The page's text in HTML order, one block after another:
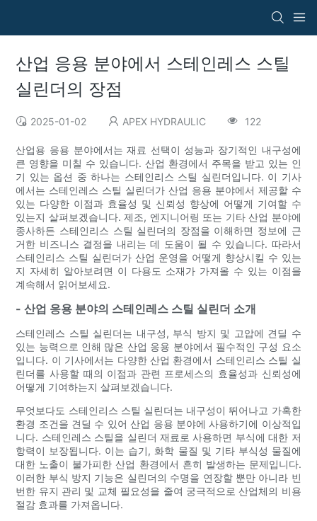
산업 응용 분야에서 스테인레스 스틸
실린더의 장점
2025-01-02 APEX HYDRAULIC 122
산업용 응용 분야에서는 재료 선택이 성능과 장기적인 내구성에
큰 영향을 미칠 수 있습니다. 산업 환경에서 주목을 받고 있는 인
기 있는 옵션 중 하나는 스테인리스 스틸 실린더입니다. 이 기사
에서는 스테인레스 스틸 실린더가 산업 응용 분야에서 제공할 수
있는 다양한 이점과 효율성 및 신뢰성 향상에 어떻게 기여할 수
있는지 살펴보겠습니다. 제조, 엔지니어링 또는 기타 산업 분야에
종사하든 스테인리스 스틸 실린더의 장점을 이해하면 정보에 근
거한 비즈니스 결정을 내리는 데 도움이 될 수 있습니다. 따라서
스테인리스 스틸 실린더가 산업 운영을 어떻게 향상시킬 수 있는
지 자세히 알아보려면 이 다용도 소재가 가져올 수 있는 이점을
계속해서 읽어보세요.
- 산업 응용 분야의 스테인레스 스틸 실린더 소개
스테인레스 스틸 실린더는 내구성, 부식 방지 및 고압에 견딜 수
있는 능력으로 인해 많은 산업 응용 분야에서 필수적인 구성 요소
입니다. 이 기사에서는 다양한 산업 환경에서 스테인리스 스틸 실
린더를 사용할 때의 이점과 관련 프로세스의 효율성과 신뢰성에
어떻게 기여하는지 살펴보겠습니다.
무엇보다도 스테인리스 스틸 실린더는 내구성이 뛰어나고 가혹한
환경 조건을 견딜 수 있어 산업 응용 분야에 사용하기에 이상적입
니다. 스테인레스 스틸을 실린더 재료로 사용하면 부식에 대한 저
항력이 보장됩니다. 이는 습기, 화학 물질 및 기타 부식성 물질에
대한 노출이 불가피한 산업 환경에서 흔히 발생하는 문제입니다.
이러한 부식 방지 기능은 실린더의 수명을 연장할 뿐만 아니라 빈
번한 유지 관리 및 교체 필요성을 줄여 궁극적으로 산업체의 비용
절감 효과를 가져옵니다.